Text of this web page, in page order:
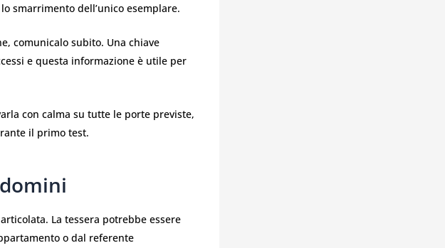
smarrimento dell’unico esemplare.
comunicalo subito. Una chiave
e questa informazione è utile per
con calma su tutte le porte previste,
il primo test.
La tessera potrebbe essere
o dal referente